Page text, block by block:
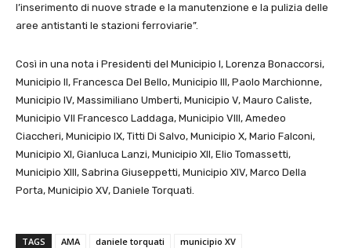
l’inserimento di nuove strade e la manutenzione e la pulizia delle
aree antistanti le stazioni ferroviarie”.
Così in una nota i Presidenti del Municipio I, Lorenza Bonaccorsi,
Municipio II, Francesca Del Bello, Municipio III, Paolo Marchionne,
Municipio IV, Massimiliano Umberti, Municipio V, Mauro Caliste,
Municipio VII Francesco Laddaga, Municipio VIII, Amedeo
Ciaccheri, Municipio IX, Titti Di Salvo, Municipio X, Mario Falconi,
Municipio XI, Gianluca Lanzi, Municipio XII, Elio Tomassetti,
Municipio XIII, Sabrina Giuseppetti, Municipio XIV, Marco Della
Porta, Municipio XV, Daniele Torquati.
TAGS AMA daniele torquati municipio XV